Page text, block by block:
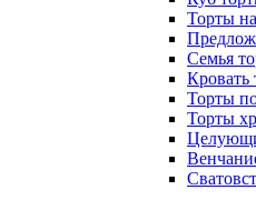
Торты
Семья
Кровать
Торты
Торты